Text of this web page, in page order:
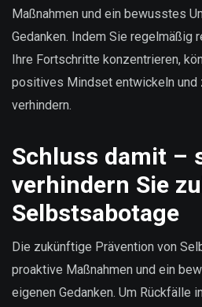
Maßnahmen und ein bewusstes
Gedanken. Indem Sie regelmäßig
Ihre Fortschritte konzentrieren,
positives Mindset entwickeln und
verhindern.
Schluss damit –
verhindern Sie
Selbstsabotage
Die zukünftige Prävention von
proaktive Maßnahmen und ein
eigenen Gedanken. Um Rückfälle